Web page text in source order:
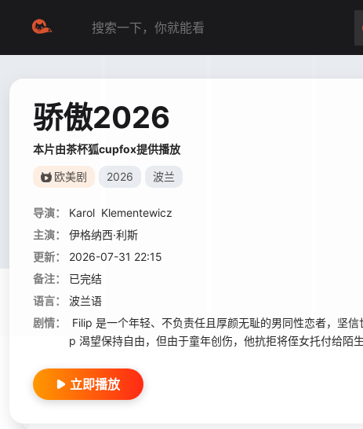
骄傲2026
本片由茶杯狐cupfox提供播放
欧美剧 2026 波兰
导演： Karol Klementewicz
主演：
伊格纳西·利斯
更新：
2026-07-31 22:15
备注：
已完结
语言：
波兰语
剧情：
Filip 是一个年轻、不负责任且厚颜无耻的男同性恋者，坚
p 渴望保持自由，但由于童年创伤，他抗拒将侄女托付给陌
立即播放